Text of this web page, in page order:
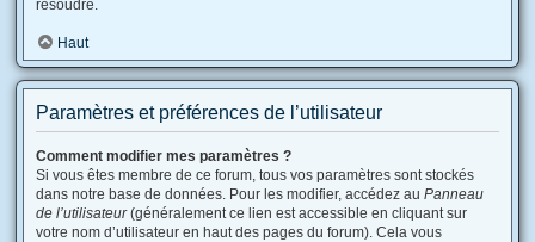
résoudre.
Haut
Paramètres et préférences de l’utilisateur
Comment modifier mes paramètres ?
Si vous êtes membre de ce forum, tous vos paramètres sont stockés
dans notre base de données. Pour les modifier, accédez au Panneau
de l’utilisateur(généralement ce lien est accessible en cliquant sur
votre nom d’utilisateur en haut des pages du forum). Cela vous